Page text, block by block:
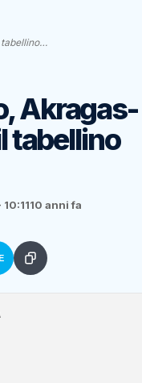
tabellino…
Akragas-
tabellino
10 anni fa